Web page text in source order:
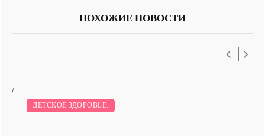
ПОХОЖИЕ НОВОСТИ
ЗДОРОВЬЕ.
/
ДЕТСКОЕ ЗДОРОВЬЕ.